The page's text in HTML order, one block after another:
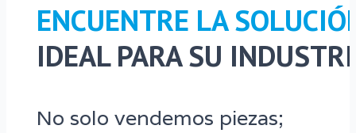
ENCUENTRE LA
IDEAL PARA SU
No solo vendemos piezas;